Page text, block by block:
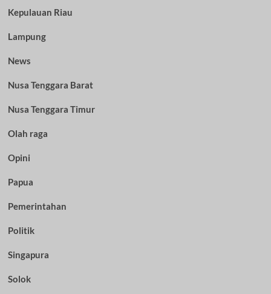
Kepulauan Riau
Lampung
News
Nusa Tenggara Barat
Nusa Tenggara Timur
Olah raga
Opini
Papua
Pemerintahan
Politik
Singapura
Solok